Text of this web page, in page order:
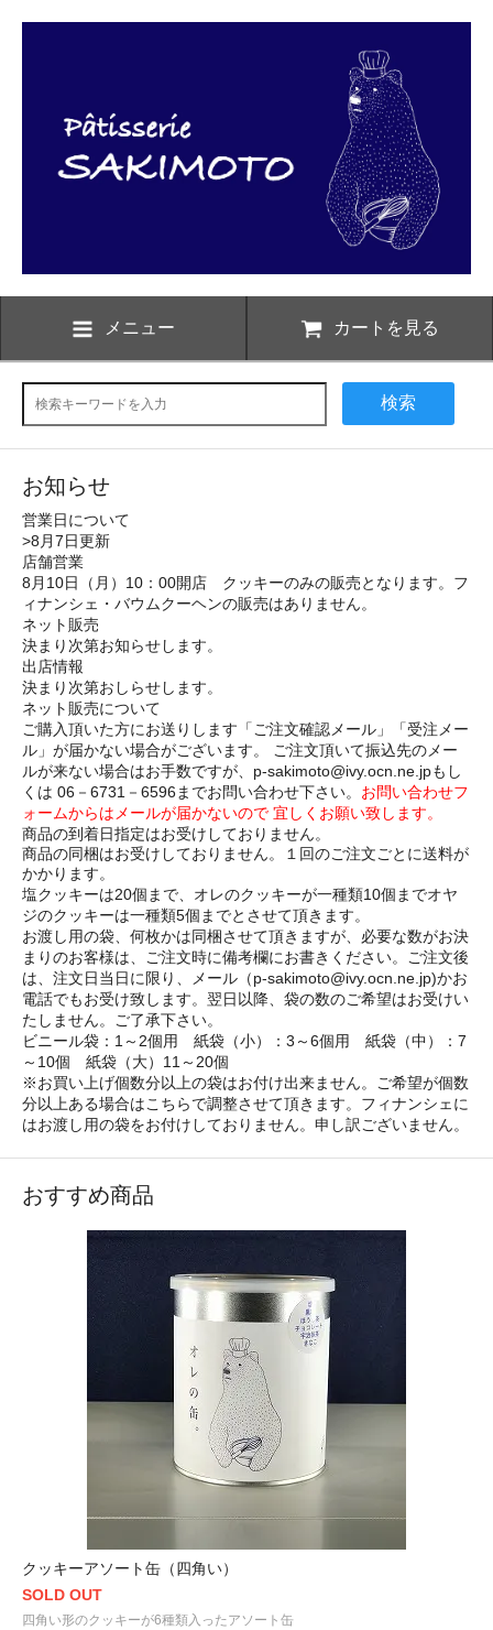
メニュー カートを見る
検索
お知らせ
営業日について
>8月7日更新
店舗営業
8月10日（月）10：00開店 クッキーのみの販売となります。フ
ィナンシェ・バウムクーヘンの販売はありません。
ネット販売
決まり次第お知らせします。
出店情報
決まり次第おしらせします。
ネット販売について
ご購入頂いた方にお送りします「ご注文確認メール」「受注メー
ル」が届かない場合がございます。 ご注文頂いて振込先のメー
ルが来ない場合はお手数ですが、p-sakimoto@ivy.ocn.ne.jpもし
くは 06－6731－6596までお問い合わせ下さい。 お問い合わせフ
ォームからはメールが届かないので 宜しくお願い致します。
商品の到着日指定はお受けしておりません。
商品の同梱はお受けしておりません。１回のご注文ごとに送料が
かかります。
塩クッキーは20個まで、オレのクッキーが一種類10個までオヤ
ジのクッキーは一種類5個までとさせて頂きます。
お渡し用の袋、何枚かは同梱させて頂きますが、必要な数がお決
まりのお客様は、ご注文時に備考欄にお書きください。ご注文後
は、注文日当日に限り、メール（p-sakimoto@ivy.ocn.ne.jp)かお
電話でもお受け致します。翌日以降、袋の数のご希望はお受けい
たしません。ご了承下さい。
ビニール袋：1～2個用 紙袋（小）：3～6個用 紙袋（中）：7
～10個 紙袋（大）11～20個
※お買い上げ個数分以上の袋はお付け出来ません。ご希望が個数
分以上ある場合はこちらで調整させて頂きます。フィナンシェに
はお渡し用の袋をお付けしておりません。申し訳ございません。
おすすめ商品
クッキーアソート缶（四角い）
SOLD OUT
四角い形のクッキーが6種類入ったアソート缶